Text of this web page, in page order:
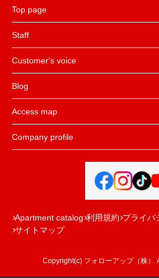
Top page
Staff
Customer's voice
Blog
Access map
Company profile
Apartment catalog 利用規約 プライバ
サイトマップ
Copyright(c) フォローアップ（株）